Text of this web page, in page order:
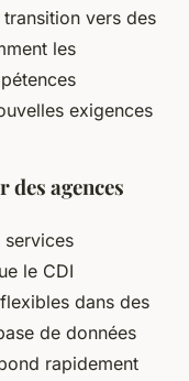
vers des
les
exigences
agences
services
le CDI
dans des
de données
rapidement